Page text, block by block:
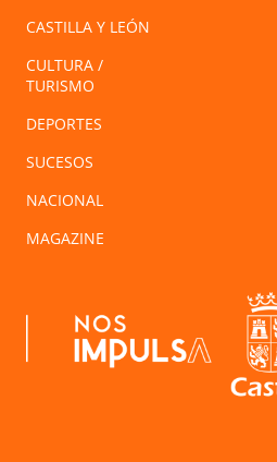
CASTILLA Y LEÓN
CULTURA /
TURISMO
DEPORTES
SUCESOS
NACIONAL
MAGAZINE